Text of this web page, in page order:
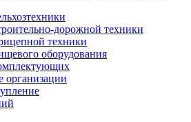
дорожной техники
техники
оборудования
организации